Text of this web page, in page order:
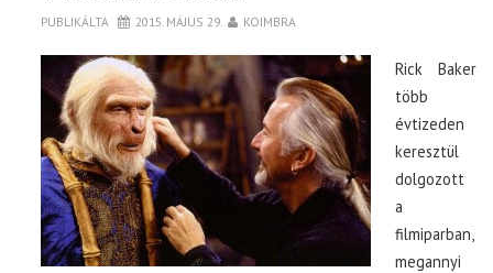
PUBLIKÁLTA 2015. MÁJUS 29. KOIMBRA
Rick Baker
több
évtizeden
keresztül
dolgozott
a
filmiparban,
megannyi